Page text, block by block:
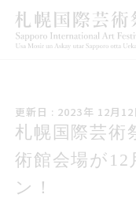
こうしんび 2023年 1にが
つ12日
更新日 : 2023年 12月12
札幌国際げい
術の森美術館
うび先行オー
札幌国際芸
術館会場が12
ン！